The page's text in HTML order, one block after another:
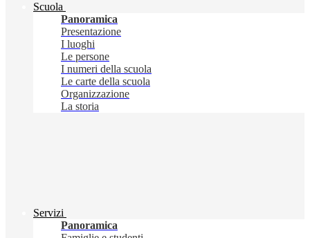
Scuola
Panoramica
Presentazione
I luoghi
Le persone
I numeri della scuola
Le carte della scuola
Organizzazione
La storia
Servizi
Panoramica